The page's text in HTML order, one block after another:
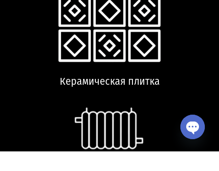
Керамическая плитка